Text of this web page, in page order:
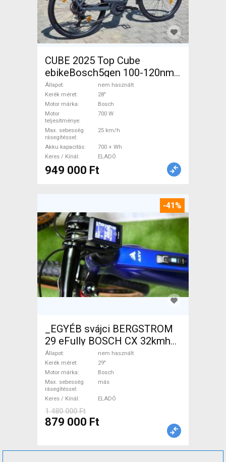
CUBE 2025 Top Cube
ebikeBosch5gen 100-120nm
800Wh akku Elektromos
Trekking/cross 25 km/h
Bosch 700 + Wh nem
használt ELADÓ
Állapot
nem használt
Kerék méret
28"
Motor márka
Bosch
Motor
teljesítménye
700 W
Max. sebesség
rásegítéssel
25 km/h
Akku kapacitás
700 + Wh
Keres / Kínál
ELADÓ
949 000 Ft
-41%
_EGYÉB svájci BERGSTROM
29 eFully BOSCH CX 32kmh
0km Elektromos Mountain
Bike 29" össztelós / fully
Bosch nem használt ELADÓ
Állapot
nem használt
Kerék méret
29"
Motor márka
Bosch
Max. sebesség
rásegítéssel
más
Keres / Kínál ELADÓ
1 480 000 Ft
879 000 Ft